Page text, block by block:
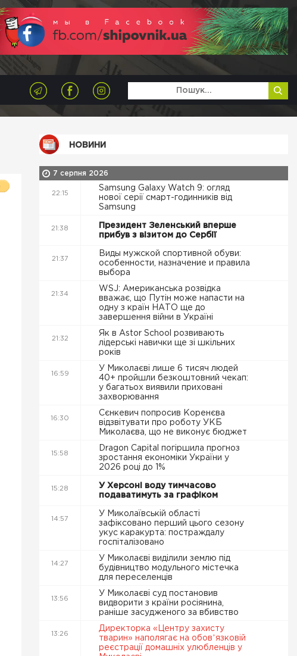
НОВИНИ
7 серпня 2026
22:15
Samsung Galaxy Watch 9: огляд
нової серії смарт-годинників від
Samsung
21:38
Президент Зеленський вперше
прибув з візитом до Сербії
21:37
Виды мужской спортивной обуви:
особенности, назначение и правила
выбора
21:34
WSJ: Американська розвідка
вважає, що Путін може напасти на
одну з країн НАТО ще до
завершення війни в Україні
21:32
Як в Astor School розвивають
лідерські навички ще зі шкільних
років
16:59
У Миколаєві лише 6 тисяч людей
40+ пройшли безкоштовний чекап:
у багатьох виявили приховані
захворювання
16:30
Сєнкевич попросив Коренєва
відзвітувати про роботу УКБ
Миколаєва, що не виконує бюджет
15:58
Dragon Capital погіршила прогноз
зростання економіки України у
2026 році до 1%
15:28
У Херсоні воду тимчасово
подаватимуть за графіком
14:57
У Миколаївській області
зафіксовано перший цього сезону
укус каракурта: постраждалу
госпіталізовано
14:27
У Миколаєві виділили землю під
будівництво модульного містечка
для переселенців
13:56
У Миколаєві суд постановив
видворити з країни росіянина,
раніше засудженого за вбивство
13:26
Директорка «Центру захисту
тварин» наполягає на обовʼязковій
реєстрації домашніх улюбленців у